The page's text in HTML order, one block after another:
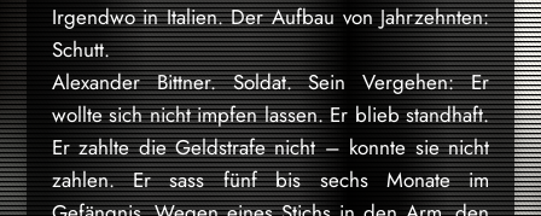
Irgendwo in Italien. Der Aufbau von Jahrzehnten:
Schutt.
Alexander Bittner. Soldat. Sein Vergehen: Er
wollte sich nicht impfen lassen. Er blieb standhaft.
Er zahlte die Geldstrafe nicht – konnte sie nicht
zahlen. Er sass fünf bis sechs Monate im